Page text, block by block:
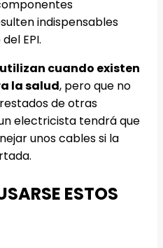
indispensables
EPI.
cuando existen
la salud, pero que no
de otras
electricista tendrá que
unos cables si la
ESTOS